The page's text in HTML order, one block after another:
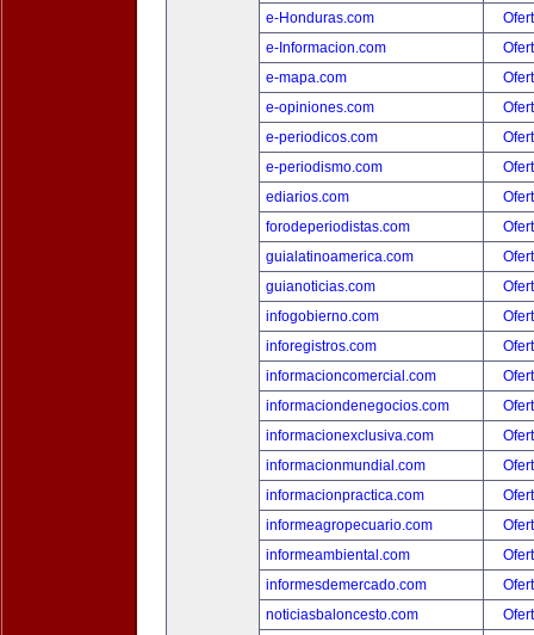
e-Honduras.com
e-Informacion.com
e-mapa.com
e-opiniones.com
e-periodicos.com
e-periodismo.com
ediarios.com
forodeperiodistas.com
guialatinoamerica.com
guianoticias.com
infogobierno.com
inforegistros.com
informacioncomercial.com
informaciondenegocios.com
informacionexclusiva.com
informacionmundial.com
informacionpractica.com
informeagropecuario.com
informeambiental.com
informesdemercado.com
noticiasbaloncesto.com